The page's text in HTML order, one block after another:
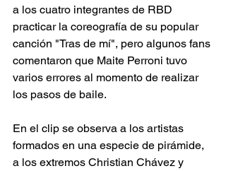
a los cuatro integrantes de RBD
practicar la coreografía de su popular
canción "Tras de mí", pero algunos fans
comentaron que Maite Perroni tuvo
varios errores al momento de realizar
los pasos de baile.
​En el clip se observa a los artistas
formados en una especie de pirámide,
a los extremos Christian Chávez y